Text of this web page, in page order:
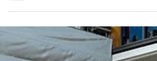
war ein Lichtschrankenlauf über 30 m zu
absolvieren. Die schnellsten 8 jedes
kamen dann in das Finale, bei dem Kopf an